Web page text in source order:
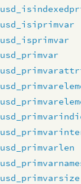
usd_isiprimvar
usd_isprimvar
usd_primvar
usd_primvarlen
usd_primvarsize